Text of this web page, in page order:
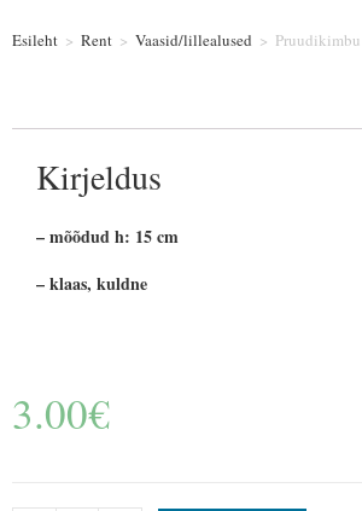
Esileht > Rent > Vaasid/lillealused >
Kirjeldus
– mõõdud h: 15 cm
– klaas, kuldne
3.00€